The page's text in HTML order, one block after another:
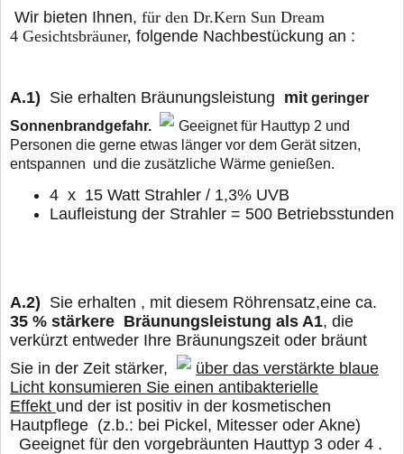
Wir bieten Ihnen, für den Dr.Kern Sun Dream
4 Gesichtsbräuner, folgende Nachbestückung an :
A.1) Sie erhalten Bräunungsleistung mit geringer
Sonnenbrandgefahr.
Geeignet für Hauttyp 2 und
Personen die gerne etwas länger vor dem Gerät sitzen,
entspannen und die zusätzliche Wärme genießen.
4 x 15 Watt Strahler / 1,3% UVB
Laufleistung der Strahler = 500 Betriebsstunden
A.2) Sie erhalten , mit diesem Röhrensatz,eine ca.
35 % stärkere Bräunungsleistung als A1, die
verkürzt entweder Ihre Bräunungszeit oder bräunt
Sie in der Zeit stärker,
über das verstärkte blaue
Licht konsumieren Sie einen antibakterielle
Effekt und der ist positiv in der kosmetischen
Hautpflege (z.b.: bei Pickel, Mitesser oder Akne)
Geeignet für den vorgebräunten Hauttyp 3 oder 4 .